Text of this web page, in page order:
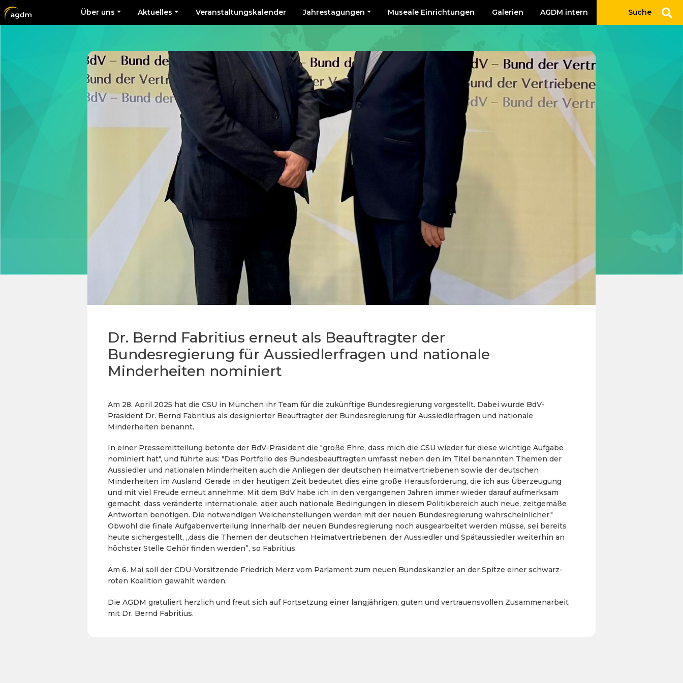
Über uns Aktuelles Veranstaltungskalender Jahrestagungen Museale Einrichtungen Galerien AGDM intern
Dr. Bernd Fabritius erneut als Beauftragter der
Bundesregierung für Aussiedlerfragen und nationale
Minderheiten nominiert
Am 28. April 2025 hat die CSU in München ihr Team für die zukünftige Bundesregierung vorgestellt. Dabei wurde BdV-
Präsident Dr. Bernd Fabritius als designierter Beauftragter der Bundesregierung für Aussiedlerfragen und nationale
Minderheiten benannt.
In einer Pressemitteilung betonte der BdV-Präsident die "große Ehre, dass mich die CSU wieder für diese wichtige Aufgabe
nominiert hat", und führte aus: "Das Portfolio des Bundesbeauftragten umfasst neben den im Titel benannten Themen der
Aussiedler und nationalen Minderheiten auch die Anliegen der deutschen Heimatvertriebenen sowie der deutschen
Minderheiten im Ausland. Gerade in der heutigen Zeit bedeutet dies eine große Herausforderung, die ich aus Überzeugung
und mit viel Freude erneut annehme. Mit dem BdV habe ich in den vergangenen Jahren immer wieder darauf aufmerksam
gemacht, dass veränderte internationale, aber auch nationale Bedingungen in diesem Politikbereich auch neue, zeitgemäße
Antworten benötigen. Die notwendigen Weichenstellungen werden mit der neuen Bundesregierung wahrscheinlicher."
Obwohl die finale Aufgabenverteilung innerhalb der neuen Bundesregierung noch ausgearbeitet werden müsse, sei bereits
heute sichergestellt, „dass die Themen der deutschen Heimatvertriebenen, der Aussiedler und Spätaussiedler weiterhin an
höchster Stelle Gehör finden werden”, so Fabritius.
Am 6. Mai soll der CDU-Vorsitzende Friedrich Merz vom Parlament zum neuen Bundeskanzler an der Spitze einer schwarz-
roten Koalition gewählt werden.
Die AGDM gratuliert herzlich und freut sich auf Fortsetzung einer langjährigen, guten und vertrauensvollen Zusammenarbeit
mit Dr. Bernd Fabritius.